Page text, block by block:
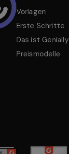
Vorlagen
Erste Schritte
Das ist Genially
Preismodelle